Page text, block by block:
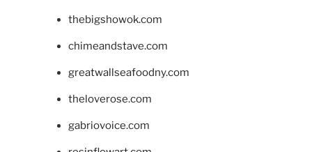
thebigshowok.com
chimeandstave.com
greatwallseafoodny.com
theloverose.com
gabriovoice.com